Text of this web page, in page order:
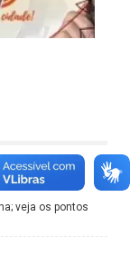
veja os pontos